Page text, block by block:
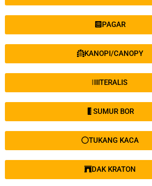
PAGAR
KANOPI/CANOPY
TERALIS
SUMUR BOR
TUKANG KACA
DAK KRATON